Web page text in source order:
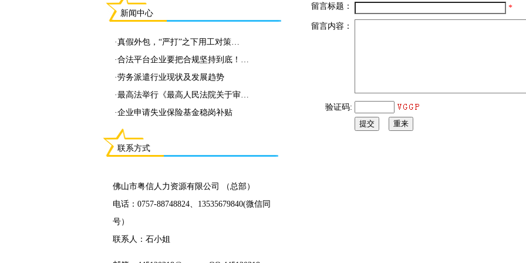
新闻中心
·真假外包，“严打”之下用工对策…
·合法平台企业要把合规坚持到底！…
·劳务派遣行业现状及发展趋势
·最高法举行《最高人民法院关于审…
·企业申请失业保险基金稳岗补贴
联系方式
佛山市粤信人力资源有限公司 （总部）
电话：0757-88748824、13535679840(微信同
号）
联系人：石小姐
留言标题： *
留言内容：
验证码: